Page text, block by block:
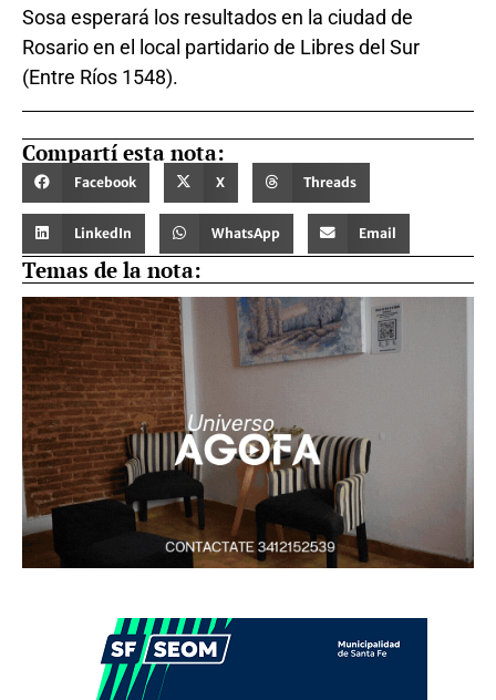
Sosa esperará los resultados en la ciudad de
Rosario en el local partidario de Libres del Sur
(Entre Ríos 1548).
Compartí esta nota:
Facebook X Threads
LinkedIn WhatsApp Email
Temas de la nota: